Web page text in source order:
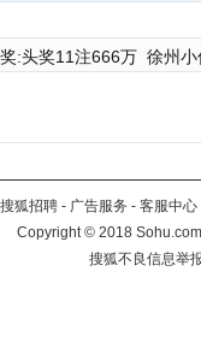
:头奖11注666万 徐州
搜狐招聘 - 广告服务 - 客服中心
Copyright©2018
搜狐不良信息举